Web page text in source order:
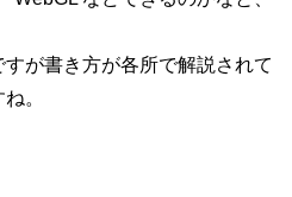
が書き方が各所で解説されて
。